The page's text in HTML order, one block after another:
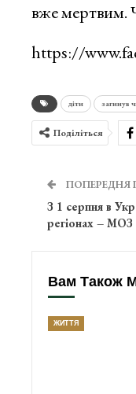
вже мертвим.
https://
діти загинув
Поділіться
ПОПЕРЕДНЯ
З 1 серпня в
регіонах – МОЗ
Вам Також
ЖИТТЯ